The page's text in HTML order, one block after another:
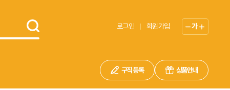
로그인 회원가입 가
구직 등록 상품안내